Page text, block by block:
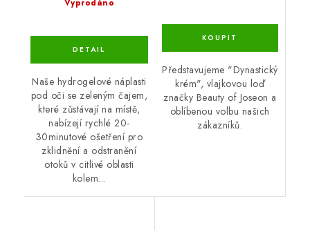
Vyprodáno
Naše hydrogelové náplasti
pod oči se zeleným čajem,
které zůstávají na místě,
nabízejí rychlé 20-
30minutové ošetření pro
zklidnění a odstranění
otoků v citlivé oblasti
kolem...
Představujeme "Dynastický
krém", vlajkovou loď
značky Beauty of Joseon a
oblíbenou volbu našich
zákazníků.